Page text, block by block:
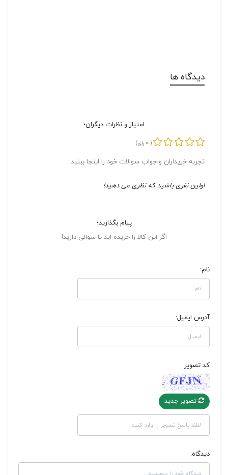
دیدگاه ها
امتیاز و نظرات دیگران؛
(
0 رای)
تجربه خریداران و جواب سوالات خود را اینجا ببنید.
اولین نفری باشید که نظری می دهید!
پیام بگذارید؛
اگر این کالا را خریده اید یا سوالی دارید!
نام:
آدرس ایمیل:
کد تصویر
تصویر جدید
دیدگاه: